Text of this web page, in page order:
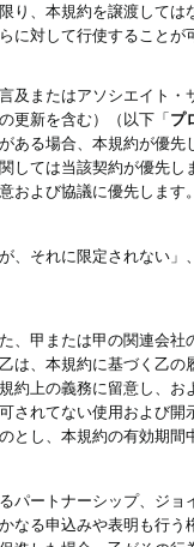
、本規約を譲渡して
対して行使することが
またはアソシエイト・
更新を含む）（以下「プ
る場合、本規約が優
ては当該契約が優先
および協議に優先します。
それに限定されない
甲または甲の関連会
は、本規約に基づく乙
上の義務に留意し、
れてない使用および
し、本規約の有効期間
ートナーシップ、ジ
る申込みや表明も行